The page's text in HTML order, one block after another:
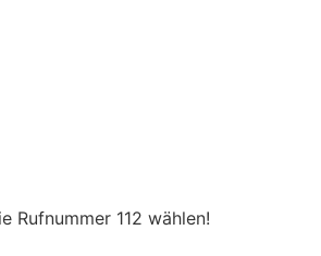
Rufnummer 112 wählen!